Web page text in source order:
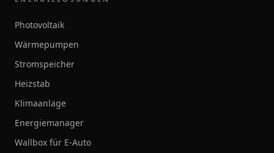
Photovoltaik
Wärmepumpen
Stromspeicher
Heizstab
Klimaanlage
Energiemanager
Wallbox für E-Auto